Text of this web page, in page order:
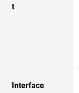
t
Interface